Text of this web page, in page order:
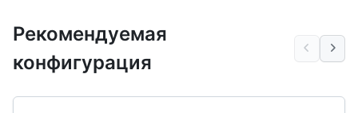
Рекомендуемая
конфигурация